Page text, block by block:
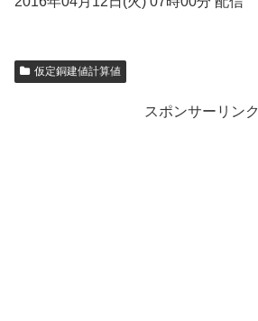
仮定銅建値計算値
スポンサーリンク